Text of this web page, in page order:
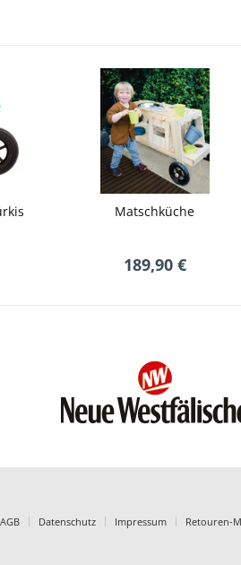
Matschküche
189,90 €
AGB Datenschutz Impressum Retouren-